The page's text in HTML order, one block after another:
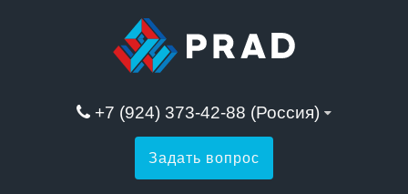
+7 (924) 373-42-88 (Россия)
Задать вопрос